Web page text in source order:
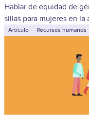
Hablar de equidad de
sillas para mujeres en
arrastradas por años
Artículo Recursos humanos